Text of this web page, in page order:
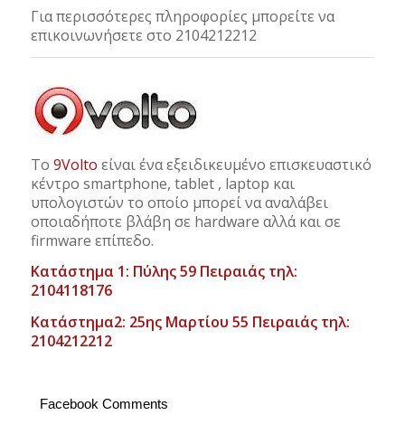
Για περισσότερες πληροφορίες μπορείτε να
επικοινωνήσετε στο 2104212212
Το 9Volto είναι ένα εξειδικευμένο επισκευαστικό
κέντρο smartphone, tablet , laptop και
υπολογιστών το οποίο μπορεί να αναλάβει
οποιαδήποτε βλάβη σε hardware αλλά και σε
firmware επίπεδο.
Κατάστημα 1: Πύλης 59 Πειραιάς τηλ:
2104118176
Κατάστημα2: 25ης Μαρτίου 55 Πειραιάς τηλ:
2104212212
Facebook Comments